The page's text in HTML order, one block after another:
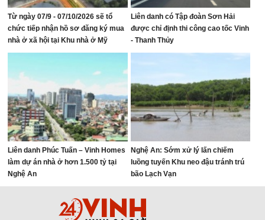
Từ ngày 07/9 - 07/10/2026 sẽ tổ
chức tiếp nhận hồ sơ đăng ký mua
nhà ở xã hội tại Khu nhà ở Mỹ
Thượng, phường Vinh Lộc
Liên danh có Tập đoàn Sơn Hải
được chỉ định thi công cao tốc Vinh
- Thanh Thủy
Liên danh Phúc Tuấn – Vinh Homes
làm dự án nhà ở hơn 1.500 tỷ tại
Nghệ An
Nghệ An: Sớm xử lý lấn chiếm
luồng tuyến Khu neo đậu tránh trú
bão Lạch Vạn